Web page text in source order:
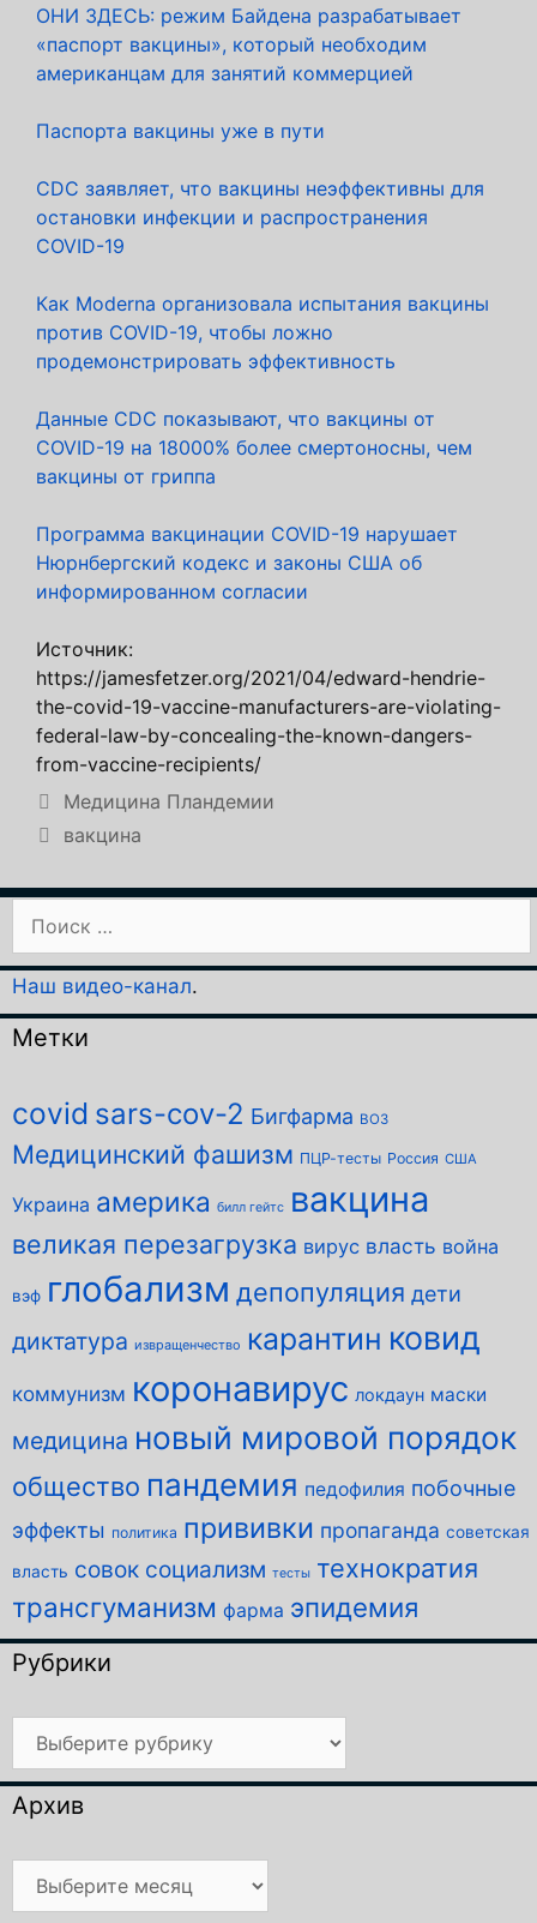
ОНИ ЗДЕСЬ: режим Байдена разрабатывает
«паспорт вакцины», который необходим
американцам для занятий коммерцией
Паспорта вакцины уже в пути
CDC заявляет, что вакцины неэффективны для
остановки инфекции и распространения
COVID-19
Как Moderna организовала испытания вакцины
против COVID-19, чтобы ложно
продемонстрировать эффективность
Данные CDC показывают, что вакцины от
COVID-19 на 18000% более смертоносны, чем
вакцины от гриппа
Программа вакцинации COVID-19 нарушает
Нюрнбергский кодекс и законы США об
информированном согласии
Источник:
https://jamesfetzer.org/2021/04/edward-hendrie-
the-covid-19-vaccine-manufacturers-are-violating-
federal-law-by-concealing-the-known-dangers-
from-vaccine-recipients/
Рубрики
Медицина Пландемии
Метки
вакцина
Наш видео-канал.
Метки
covid sars-cov-2 Бигфарма ВОЗ
Медицинский фашизм ПЦР-тесты Россия США
Украина америка билл гейтс вакцина
великая перезагрузка вирус власть война
вэф глобализм депопуляция дети
диктатура извращенчество карантин ковид
коммунизм коронавирус локдаун маски
медицина новый мировой порядок
общество пандемия педофилия побочные
эффекты политика прививки пропаганда советская
власть совок социализм тесты технократия
трансгуманизм фарма эпидемия
Рубрики
Архив